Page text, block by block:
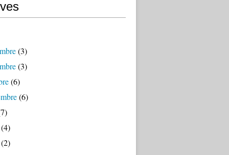
(3)
(3)
(6)
(6)